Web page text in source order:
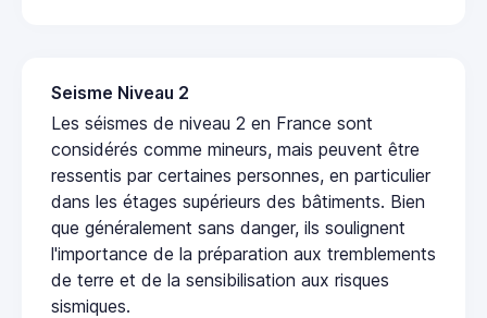
Seisme Niveau 2
Les séismes de niveau 2 en France sont
considérés comme mineurs, mais peuvent être
ressentis par certaines personnes, en particulier
dans les étages supérieurs des bâtiments. Bien
que généralement sans danger, ils soulignent
l'importance de la préparation aux tremblements
de terre et de la sensibilisation aux risques
sismiques.